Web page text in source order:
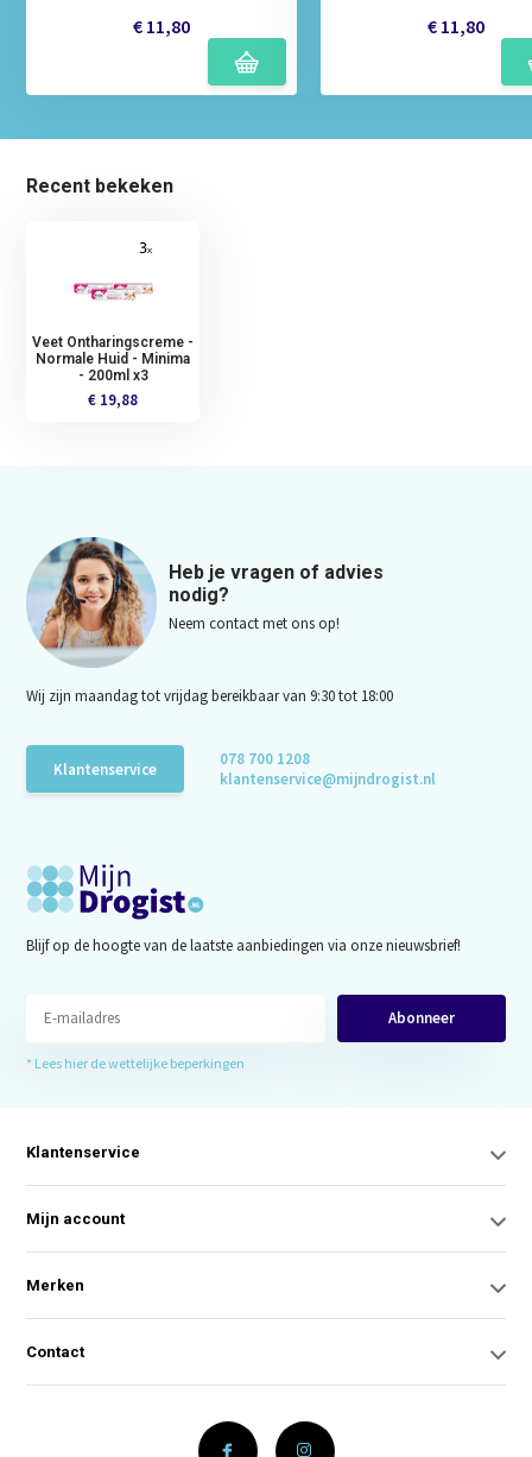
€ 11,80 € 11,80
Recent bekeken
Veet Ontharingscreme -
Normale Huid - Minima
- 200ml x3
€ 19,88
Heb je vragen of advies
nodig?
Neem contact met ons op!
Wij zijn maandag tot vrijdag bereikbaar van 9:30 tot 18:00
Klantenservice
078 700 1208
klantenservice@mijndrogist.nl
Blijf op de hoogte van de laatste aanbiedingen via onze nieuwsbrief!
Abonneer
* Lees hier de wettelijke beperkingen
Klantenservice
Mijn account
Merken
Contact